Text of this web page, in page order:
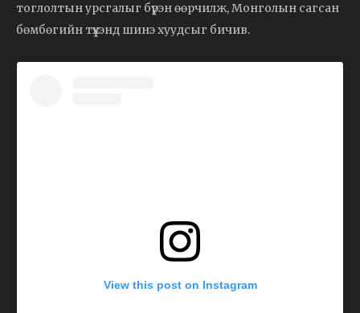
тоглолтын урсгалыг бүрэн өөрчилж, Монголын сагсан
бөмбөгийн түүхэнд шинэ хуудсыг бичив.
View this post on Instagram